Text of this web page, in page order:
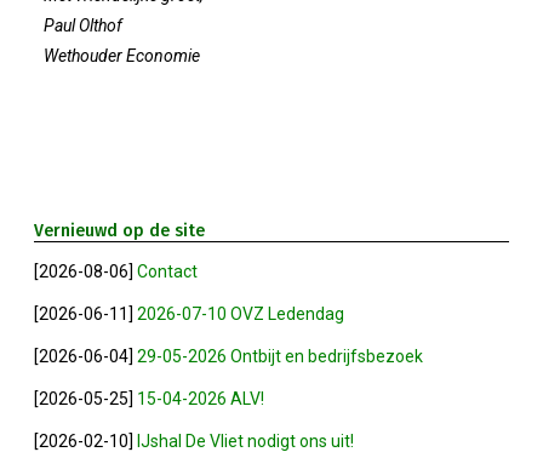
Privé Adressen
Subsidie Van Economie071
UBO-Register (!!)
Netwerkontbijt Rijneke Boulevard
Eerste Meet & Greet Druk Bezocht
Paul Olthof
Wethouder Economie
Vernieuwd op de site
[2026-08-06] Contact
[2026-06-11] 2026-07-10 OVZ Ledendag
[2026-06-04] 29-05-2026 Ontbijt en bedrijfsbezoek
[2026-05-25] 15-04-2026 ALV!
[2026-02-10] IJshal De Vliet nodigt ons uit!